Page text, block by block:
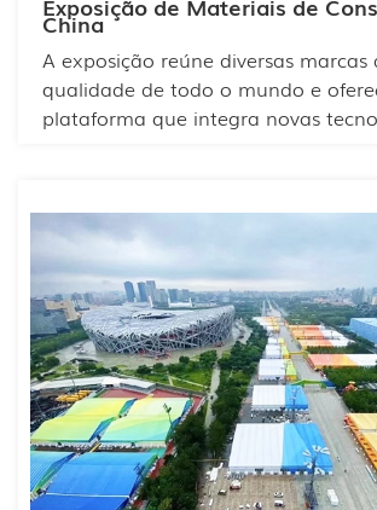
Exposição de Materiais de
China
A exposição reúne diversas marcas
qualidade de todo o mundo e
plataforma que integra novas